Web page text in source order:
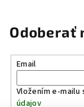
Odoberať
Email
Vložením e-mailu
údajov